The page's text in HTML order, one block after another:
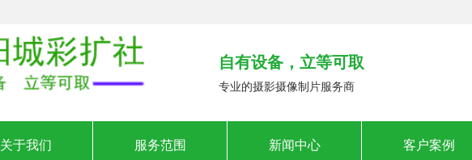
自有设备，立等可取
专业的摄影摄像制片服务商
关于我们 服务范围 新闻中心 客户案例